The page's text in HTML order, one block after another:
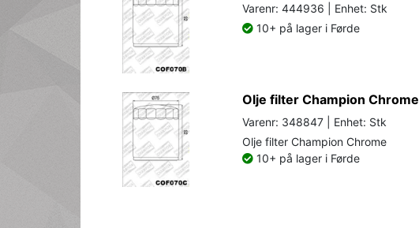
Varenr: 444936 | Enhet: Stk
10+ på lager i Førde
Olje filter Champion Chrome
Varenr: 348847 | Enhet: Stk
Olje filter Champion Chrome
10+ på lager i Førde